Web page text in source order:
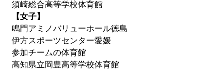
須崎総合高等学校体育館
【女子】
鳴門アミノバリューホール徳島
伊方スポーツセンター愛媛
参加チームの体育館
高知県立岡豊高等学校体育館